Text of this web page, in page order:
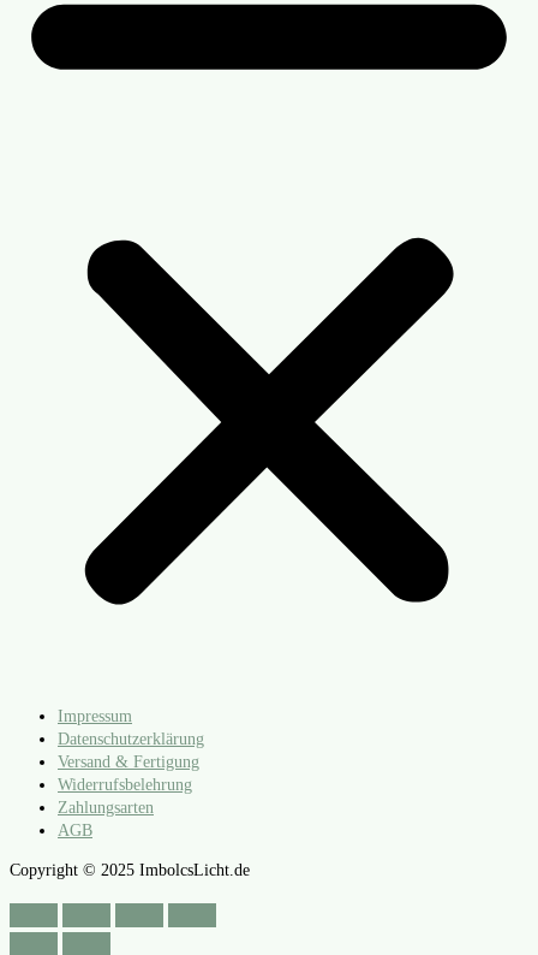
Impressum
Datenschutzerklärung
Versand & Fertigung
Widerrufsbelehrung
Zahlungsarten
AGB
Copyright © 2025 ImbolcsLicht.de